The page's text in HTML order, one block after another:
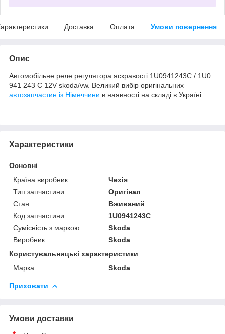
Доставка Оплата Умови повернення
Опис
Автомобільне реле регулятора яскравості 1U0941243C / 1U0
941 243 C 12V skoda/vw. Великий вибір оригінальних
автозапчастин із Німеччини в наявності на складі в Україні
Характеристики
Основні
Країна виробник
Чехія
Тип запчастини
Оригінал
Стан
Вживаний
Код запчастини
1U0941243C
Сумісність з маркою
Skoda
Виробник
Skoda
Користувальницькі характеристики
Марка
Skoda
Приховати
Умови доставки